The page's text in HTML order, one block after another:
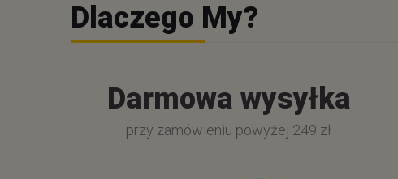
Dlaczego My?
Darmowa wysyłka
przy zamówieniu powyżej 249 zł